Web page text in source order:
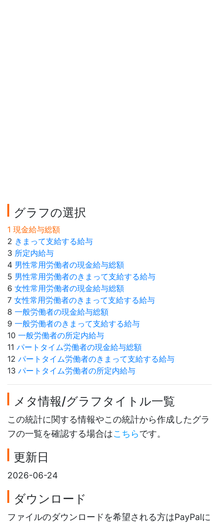
グラフの選択
1 現金給与総額
2 きまって支給する給与
3 所定内給与
4 男性常用労働者の現金給与総額
5 男性常用労働者のきまって支給する給与
6 女性常用労働者の現金給与総額
7 女性常用労働者のきまって支給する給与
8 一般労働者の現金給与総額
9 一般労働者のきまって支給する給与
10 一般労働者の所定内給与
11 パートタイム労働者の現金給与総額
12 パートタイム労働者のきまって支給する給与
13 パートタイム労働者の所定内給与
メタ情報/グラフタイトル一覧
この統計に関する情報やこの統計から作成したグラ
フの一覧を確認する場合はこちらです。
更新日
2026-06-24
ダウンロード
ファイルのダウンロードを希望される方はPayPalに